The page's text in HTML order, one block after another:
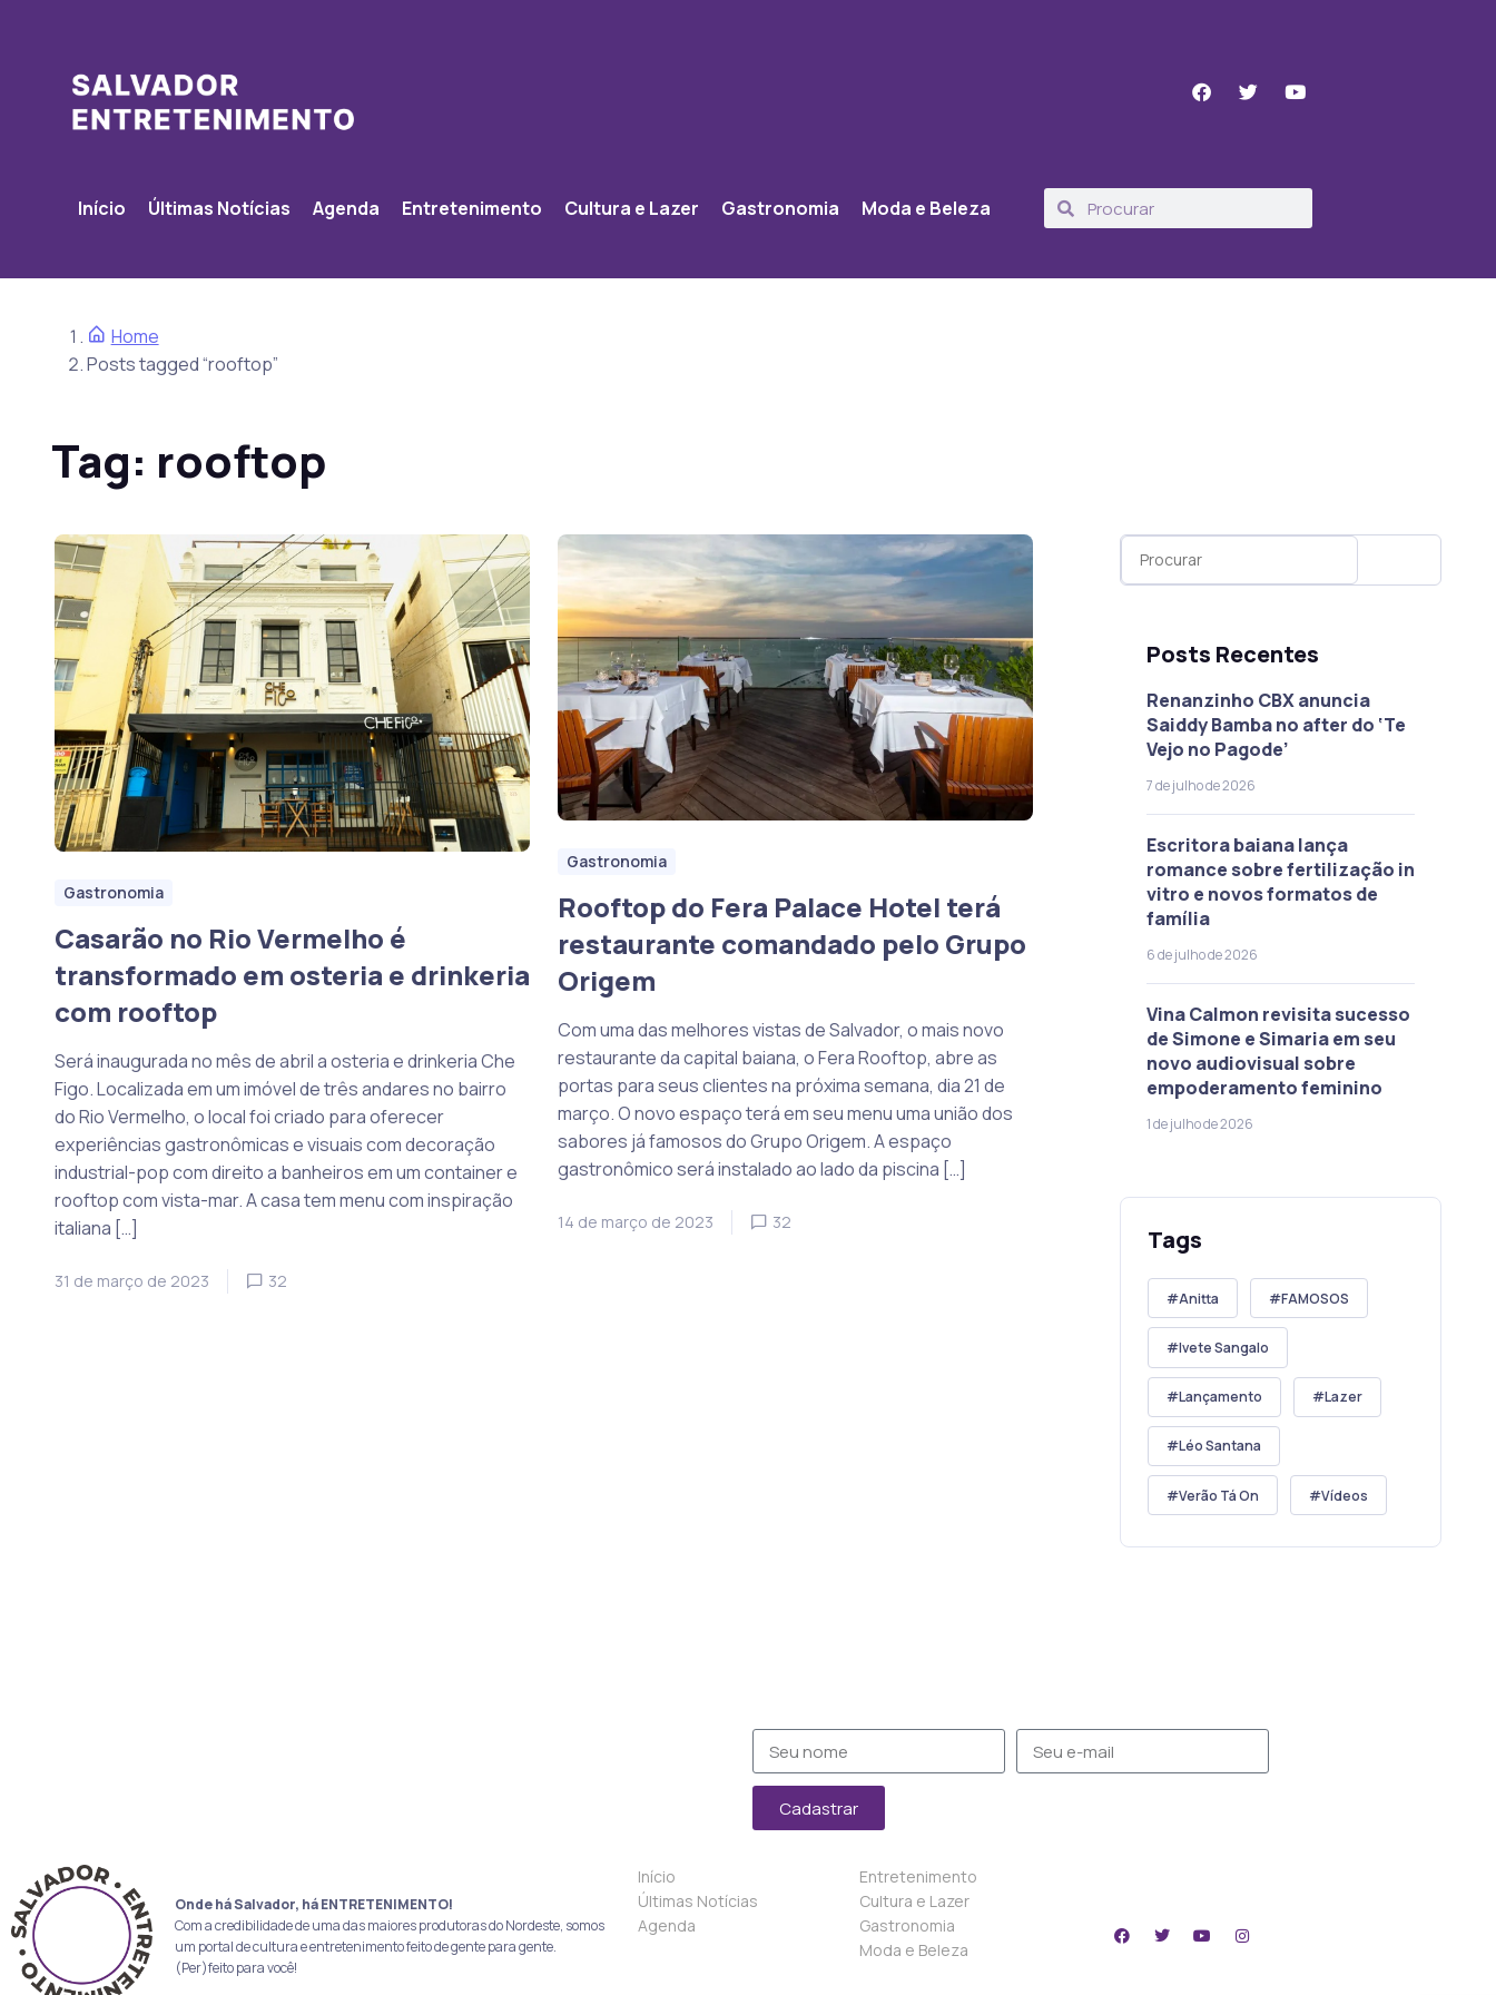
Início Últimas Notícias Agenda Entretenimento Cultura e Lazer Gastronomia Moda e Beleza
Home
Posts tagged “rooftop”
Tag: rooftop
Gastronomia
Casarão no Rio Vermelho é
transformado em osteria e drinkeria
com rooftop
Será inaugurada no mês de abril a osteria e drinkeria Che
Figo. Localizada em um imóvel de três andares no bairro
do Rio Vermelho, o local foi criado para oferecer
experiências gastronômicas e visuais com decoração
industrial-pop com direito a banheiros em um container e
rooftop com vista-mar. A casa tem menu com inspiração
italiana […]
31 de março de 2023 32
Gastronomia
Rooftop do Fera Palace Hotel terá
restaurante comandado pelo Grupo
Origem
Com uma das melhores vistas de Salvador, o mais novo
restaurante da capital baiana, o Fera Rooftop, abre as
portas para seus clientes na próxima semana, dia 21 de
março. O novo espaço terá em seu menu uma união dos
sabores já famosos do Grupo Origem. A espaço
gastronômico será instalado ao lado da piscina […]
14 de março de 2023 32
Posts Recentes
Renanzinho CBX anuncia
Saiddy Bamba no after do ‘Te
Vejo no Pagode’
7 de julho de 2026
Escritora baiana lança
romance sobre fertilização in
vitro e novos formatos de
família
6 de julho de 2026
Vina Calmon revisita sucesso
de Simone e Simaria em seu
novo audiovisual sobre
empoderamento feminino
1 de julho de 2026
Tags
Anitta FAMOSOS
Ivete Sangalo
Lançamento Lazer
Léo Santana
Verão Tá On Vídeos
Cadastrar
Onde há Salvador, há ENTRETENIMENTO!
Com a credibilidade de uma das maiores produtoras do Nordeste, somos
um portal de cultura e entretenimento feito de gente para gente.
(Per)feito para você!
Início
Últimas Notícias
Agenda
Entretenimento
Cultura e Lazer
Gastronomia
Moda e Beleza